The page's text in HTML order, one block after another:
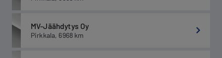
MV-Jäähdytys Oy
Pirkkala, 6968 km